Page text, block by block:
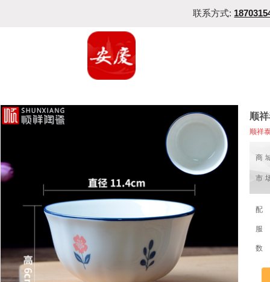
联系方式:
顺
顺祥
商
市
配
服
数